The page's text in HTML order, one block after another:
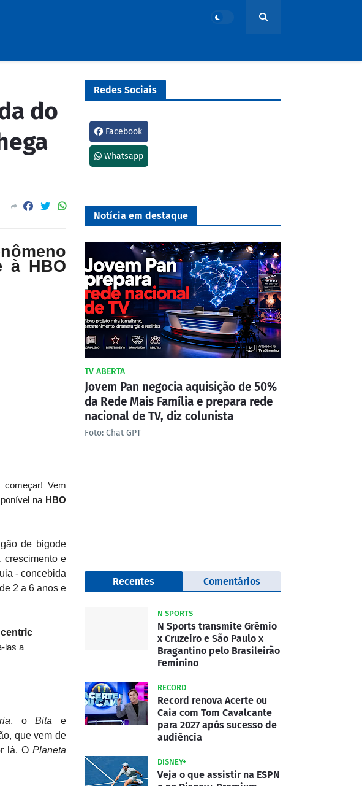
do
à HBO
Vem
na HBO
de bigode
crescimento e
- concebida
2 a 6 anos e
las a
, oBita e
que vem de
lá. O Planeta
Redes Sociais
Facebook
Whatsapp
Notícia em destaque
TV ABERTA
Jovem Pan negocia aquisição de 50%
da Rede Mais Família e prepara rede
nacional de TV, diz colunista
Foto: Chat GPT
Recentes Comentários
N SPORTS
N Sports transmite Grêmio
x Cruzeiro e São Paulo x
Bragantino pelo Brasileirão
Feminino
RECORD
Record renova Acerte ou
Caia com Tom Cavalcante
para 2027 após sucesso de
audiência
DISNEY+
Veja o que assistir na ESPN